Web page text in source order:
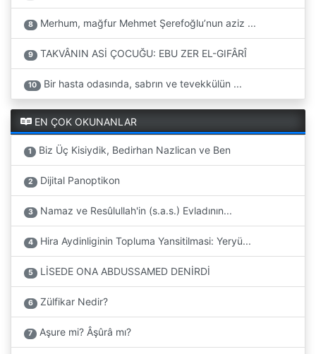
8 Merhum, mağfur Mehmet Şerefoğlu’nun aziz ...
9 TAKVÂNIN ASİ ÇOCUĞU: EBU ZER EL-GIFÂRÎ
10 Bir hasta odasında, sabrın ve tevekkülün ...
EN ÇOK OKUNANLAR
1 Biz Üç Kisiydik, Bedirhan Nazlican ve Ben
2 Dijital Panoptikon
3 Namaz ve Resûlullah'in (s.a.s.) Evladının...
4 Hira Aydinliginin Topluma Yansitilmasi: Yeryü...
5 LİSEDE ONA ABDUSSAMED DENİRDİ
6 Zülfikar Nedir?
7 Aşure mi? Âşûrâ mı?